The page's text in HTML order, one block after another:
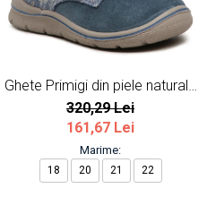
Ghete Primigi din piele naturala
bleumarin
320,29 Lei
161,67 Lei
Marime:
18 20 21 22